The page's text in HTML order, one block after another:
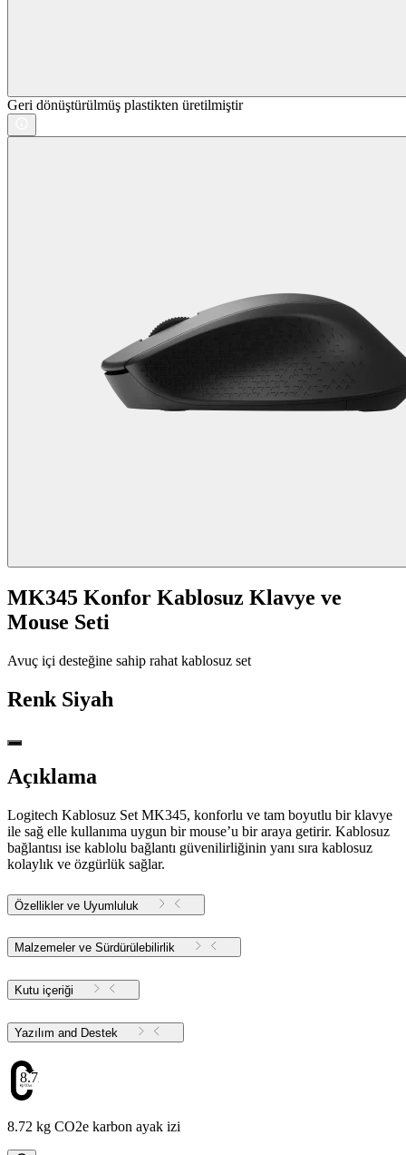
Geri dönüştürülmüş plastikten üretilmiştir
MK345 Konfor Kablosuz Klavye ve
Mouse Seti
Avuç içi desteğine sahip rahat kablosuz set
Renk Siyah
Açıklama
Logitech Kablosuz Set MK345, konforlu ve tam boyutlu bir klavye
ile sağ elle kullanıma uygun bir mouse’u bir araya getirir. Kablosuz
bağlantısı ise kablolu bağlantı güvenilirliğinin yanı sıra kablosuz
kolaylık ve özgürlük sağlar.
Özellikler ve Uyumluluk
Malzemeler ve Sürdürülebilirlik
Kutu içeriği
Yazılım and Destek
8.72
8.72 kg CO2e karbon ayak izi